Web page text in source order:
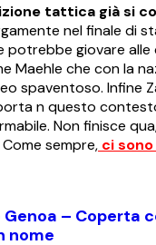
tattica già si
nel finale di
potrebbe giovare
Maehle che con la
spaventoso. Infine
n questo
Non finisce
Come sempre, ci
– Coperta
nome